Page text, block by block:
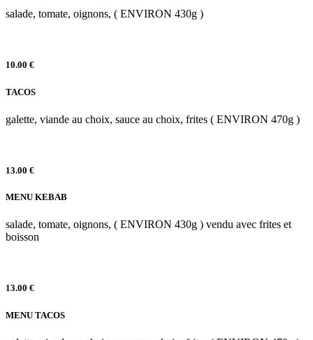
salade, tomate, oignons, ( ENVIRON 430g )
10.00 €
TACOS
galette, viande au choix, sauce au choix, frites ( ENVIRON 470g )
13.00 €
MENU KEBAB
salade, tomate, oignons, ( ENVIRON 430g ) vendu avec frites et
boisson
13.00 €
MENU TACOS